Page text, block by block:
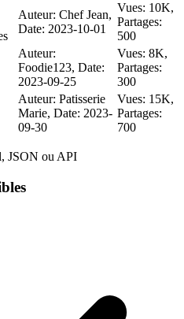
Auteur: Chef Jean,
Date: 2023-10-01
Vues: 10K,
Partages:
500
Auteur:
Foodie123, Date:
2023-09-25
Vues: 8K,
Partages:
300
Auteur: Patisserie
Marie, Date: 2023-
09-30
Vues: 15K,
Partages:
700
JSON ou API